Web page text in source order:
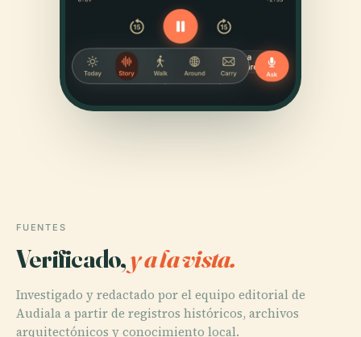
FUENTES
Verificado,y a la vista.
Investigado y redactado por el equipo editorial de
Audiala a partir de registros históricos, archivos
arquitectónicos y conocimiento local.